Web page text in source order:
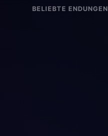
BELIEBTE ENDUNGEN